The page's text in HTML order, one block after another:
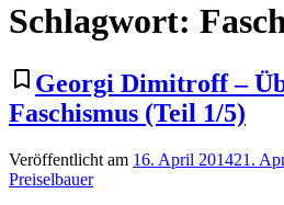
Schlagwort:
bookmark_border Georgi Dimitroff –
Faschismus (Teil 1/5)
Veröffentlicht am 16. April 201421.
Preiselbauer